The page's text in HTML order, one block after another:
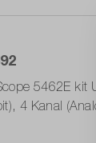
5462E kit
4 Kanal